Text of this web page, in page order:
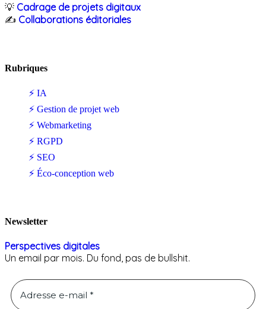
💡 Cadrage de projets digitaux
✍️ Collaborations éditoriales
Rubriques
⚡ IA
⚡ Gestion de projet web
⚡ Webmarketing
⚡ RGPD
⚡ SEO
⚡ Éco-conception web
Newsletter
Perspectives digitales
Un email par mois. Du fond, pas de bullshit.